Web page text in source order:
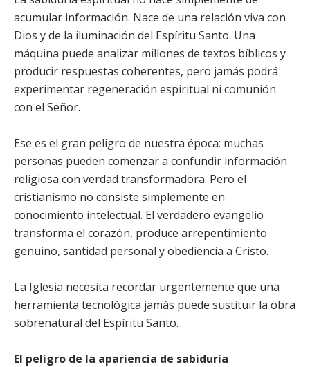
acumular información. Nace de una relación viva con
Dios y de la iluminación del Espíritu Santo. Una
máquina puede analizar millones de textos bíblicos y
producir respuestas coherentes, pero jamás podrá
experimentar regeneración espiritual ni comunión
con el Señor.
Ese es el gran peligro de nuestra época: muchas
personas pueden comenzar a confundir información
religiosa con verdad transformadora. Pero el
cristianismo no consiste simplemente en
conocimiento intelectual. El verdadero evangelio
transforma el corazón, produce arrepentimiento
genuino, santidad personal y obediencia a Cristo.
La Iglesia necesita recordar urgentemente que una
herramienta tecnológica jamás puede sustituir la obra
sobrenatural del Espíritu Santo.
El peligro de la apariencia de sabiduría